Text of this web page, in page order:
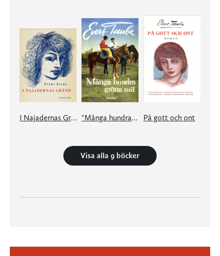
I Najadernas Gränd "Många hundra gröna mil" På gott och ont
Visa alla 9 böcker